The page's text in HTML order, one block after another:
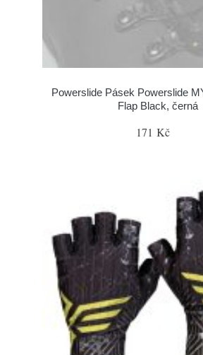
Powerslide Pásek Powerslide
Flap Black, černá
171 Kč